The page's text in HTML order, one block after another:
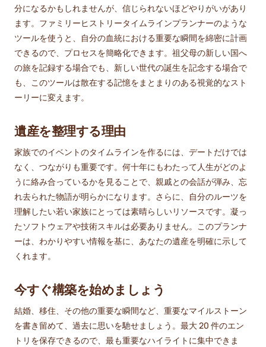
分になるかもしれませんが、信じられないほどやりがいがあり
ます。ファミリーヒストリータイムラインプランナーのような
ツールを使うと、自分の血統における重要な瞬間を綿密に計画
できるので、プロセスを簡略化できます。祖父母の新しい国へ
の旅を記録する場合でも、新しい世代の誕生を記念する場合で
も、このツールは散在する記憶をまとまりのある視覚的なスト
ーリーに変えます。
遺産を整理する理由
家族でのイベントのタイムラインを作るには、デートだけでは
なく、つながりも重要です。何十年にもわたって人生がどのよ
うに絡み合っているかを見ることで、親戚との会話が弾み、忘
れ去られた物語が明らかになります。さらに、自分のルーツを
理解したい若い家族にとっては素晴らしいリソースです。凝っ
たソフトウェアや技術スキルは必要ありません。このプランナ
ーは、わかりやすい情報を基に、あなたの遺産を明確に示して
くれます。
今すぐ構築を始めましょう
結婚、移住、その他の重要な瞬間など、重要なマイルストーン
を書き留めて、過去に思いを馳せましょう。最大 20 件のエン
トリを保存できるので、最も重要なハイライトに集中できま